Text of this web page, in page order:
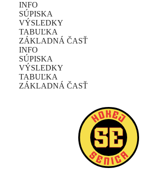
INFO
SÚPISKA
VÝSLEDKY
TABUĽKA
ZÁKLADNÁ ČASŤ
INFO
SÚPISKA
VÝSLEDKY
TABUĽKA
ZÁKLADNÁ ČASŤ